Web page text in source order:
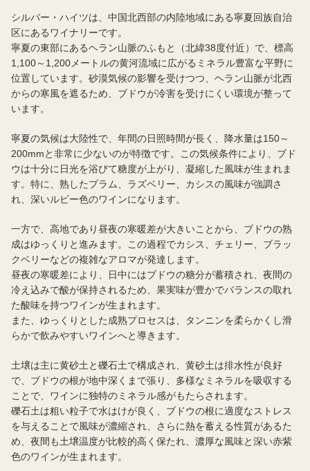
シルバー・ハイツは、中国北西部の内陸地域にある寧夏回族自治
区にあるワイナリーです。
寧夏の東部にあるヘラン山脈のふもと（北緯38度付近）で、標高
1,100～1,200メートルの黄河流域に広がるミネラル豊富な平野に
位置しています。砂漠気候の影響を受けつつ、ヘラン山脈が北西
からの寒風を遮るため、ブドウが冷害を受けにくい環境が整って
います。
寧夏の気候は大陸性で、年間の日照時間が長く、降水量は150～
200mmと非常に少ないのが特徴です。この気候条件により、ブド
ウは十分に日光を浴びて糖度が上がり、凝縮した風味が生まれま
す。特に、熟したプラム、ラズベリー、カシスの風味が強調さ
れ、深いルビー色のワインになります。
一方で、高地であり昼夜の寒暖差が大きいことから、ブドウの熟
成はゆっくりと進みます。この過程でカシス、チェリー、ブラッ
クベリーなどの複雑なアロマが発達します。
昼夜の寒暖差により、日中にはブドウの糖分が蓄積され、夜間の
冷え込みで酸が保持されるため、果実味が豊かでバランスの取れ
た酸味を持つワインが生まれます。
また、ゆっくりとした成熟プロセスは、タンニンを柔らかくし滑
らかで飲みやすいワインへと導きます。
土壌は主に黄砂土と礫石土で構成され、黄砂土は排水性が良好
で、ブドウの根が地中深くまで張り、多様なミネラルを吸収する
ことで、ワインに独特のミネラル感がもたらされます。
礫石土は粗い粒子で水はけが良く、ブドウの根に適度なストレス
を与えることで風味が濃縮され、さらに熱を蓄える性質があるた
め、夜間も土壌温度が比較的高く保たれ、濃厚な風味と深い赤紫
色のワインが生まれます。